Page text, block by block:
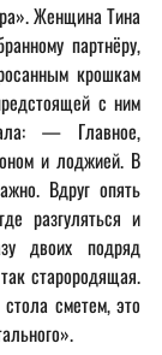
Женщина Тина
партнёру,
крошкам
с ним
— Главное,
и лоджией. В
Вдруг опять
разгуляться и
двоих подряд
старородящая.
сметем, это